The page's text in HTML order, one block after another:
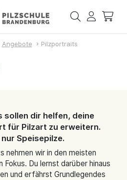
Angebote Pilzportraits
sollen dir helfen, deine
für Pilzart zu erweitern.
Speisepilze.
nehmen wir in den meisten
Fokus. Du lernst darüber hinaus
und erfährst Grundlegendes